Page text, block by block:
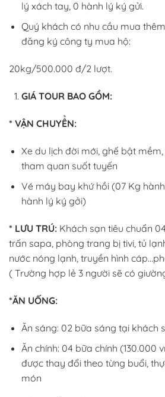
lý xách tay, 0 hành lý ký gửi.
Quý khách có nhu cầu mua
đăng ký công ty mua hộ:
20kg/500.000 đ/2 lượt.
GIÁ TOUR BAO GỒM:
* VẬN CHUYỂN:
Xe du lịch đời mới, ghế bật
tham quan suốt tuyến
Vé máy bay khứ hồi (07 Kg
hành lý ký gởi)
* LƯU TRÚ: Khách sạn tiêu chuẩn
trấn sapa, phòng trang bị tivi, tủ
nước nóng lạnh, truyền hình
( Trường hợp lẻ 3 người sẽ có
*ĂN UỐNG:
Ăn sáng: 02 bữa sáng tại khách
Ăn chính: 04 bữa chính (130.000
được thay đổi theo từng buổi,
món